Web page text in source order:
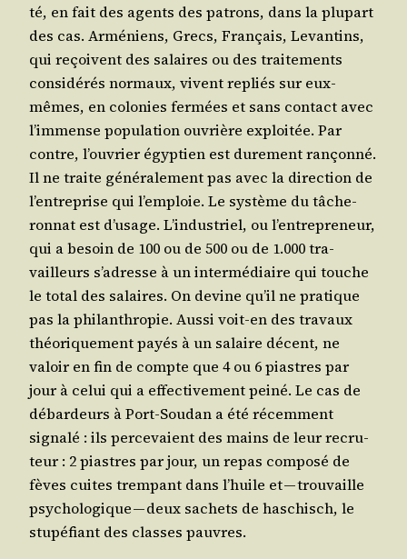
té, en fait des agents des patrons, dans la plu­part
des cas. Armé­niens, Grecs, Fran­çais, Levan­tins,
qui reçoivent des salaires ou des trai­te­ments
consi­dé­rés nor­maux, vivent repliés sur eux-
mêmes, en colo­nies fer­mées et sans contact avec
l’im­mense popu­la­tion ouvrière exploi­tée. Par
contre, l’ou­vrier égyp­tien est dure­ment ran­çon­né.
Il ne traite géné­ra­le­ment pas avec la direc­tion de
l’en­tre­prise qui l’emploie. Le sys­tème du tâche­
ron­nat est d’u­sage. L’in­dus­triel, ou l’en­tre­pre­neur,
qui a besoin de 100 ou de 500 ou de 1.000 tra­
vailleurs s’a­dresse à un inter­mé­diaire qui touche
le total des salaires. On devine qu’il ne pra­tique
pas la phi­lan­thro­pie. Aus­si voit-en des tra­vaux
théo­ri­que­ment payés à un salaire décent, ne
valoir en fin de compte que 4 ou 6 piastres par
jour à celui qui a effec­ti­ve­ment pei­né. Le cas de
débar­deurs à Port-Sou­dan a été récem­ment
signa­lé : ils per­ce­vaient des mains de leur recru­
teur : 2 piastres par jour, un repas com­po­sé de
fèves cuites trem­pant dans l’huile et — trou­vaille
psy­cho­lo­gique — deux sachets de haschisch, le
stu­pé­fiant des classes pauvres.